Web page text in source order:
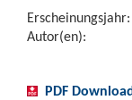
Erscheinungsjahr:
Autor(en):
PDF